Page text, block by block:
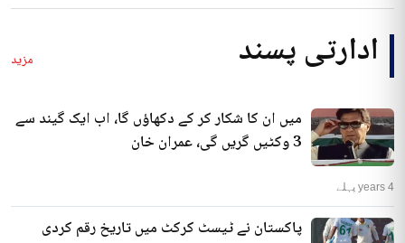
ادارتی پسند مزید
میں ان کا شکار کر کے دکھاؤں گا، اب ایک گیند سے
3 وکٹیں گریں گی، عمران خان
4 years پہلے
پاکستان نے ٹیسٹ کرکٹ میں تاریخ رقم کردی